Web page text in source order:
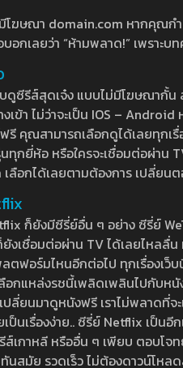
โฆษณา domain.com หากคุณก
บอกเลยว่า “ห้ามพลาด!” เพราะ
ดูซีรีส์สุดเจ๋ง แบบไม่มีโฆษณากั้
เข้า ไม่ว่าจะเป็น IOS –
รี คุณสามารถเลือกดูได้เลยทุกเ
ทุกยี่ห้อ หรือใครจะเชื่อมต่อผ่าน
ลือกได้เลยตามต้องการ เปลี่ยน
ก็ยังมีซีรี่ย์อื่น ๆ อย่าง ซีรี่ย์
งเชื่อมต่อผ่าน TV ได้เลยไหลลื่
ตฟอร์มไหนอีกต่อไป ทุกเรื่องเว็
อกแหล่งรชนี้เพลิดเพลินไปกับห
ลี่ยนมาดูหนังฟรี เราไม่พลาดที่
ป็นเรื่องง่าย.. ซีรี่ย์ Netflix เป็น
เกาหลี หรืออื่น ๆ เพียบ ตอบโจท
นสมัย รวดเร็ว ไม่ต้องดาวน์โห